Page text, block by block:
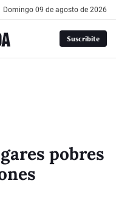
domingo 09 de agosto de 2026
Suscribite
pobres